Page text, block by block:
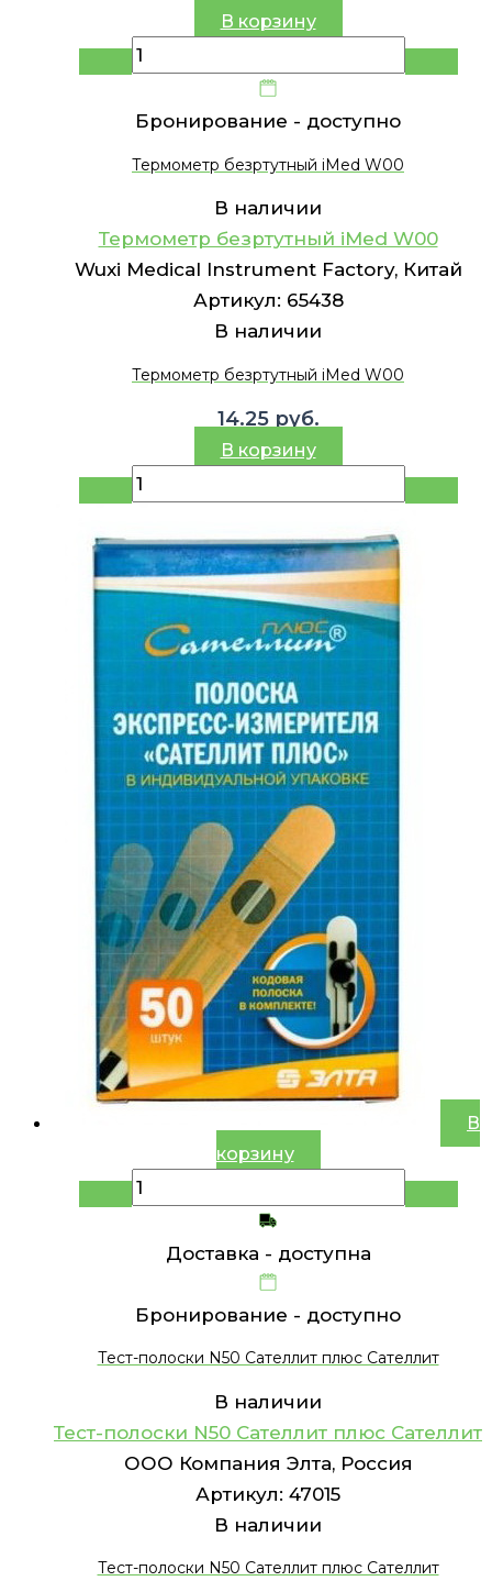
В корзину
Бронирование - доступно
Термометр безртутный iMed W00
В наличии
Термометр безртутный iMed W00
Wuxi Medical Instrument Factory, Китай
Артикул: 65438
В наличии
Термометр безртутный iMed W00
14.25 руб.
В корзину
В
корзину
Доставка - доступна
Бронирование - доступно
Тест-полоски N50 Сателлит плюс Сателлит
В наличии
Тест-полоски N50 Сателлит плюс Сателлит
ООО Компания Элта, Россия
Артикул: 47015
В наличии
Тест-полоски N50 Сателлит плюс Сателлит